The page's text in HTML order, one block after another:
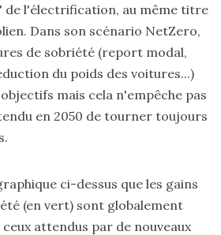
de l'électrification, au même titre
Dans son scénario NetZero,
de sobriété (report modal,
du poids des voitures...)
mais cela n'empêche pas
en 2050 de tourner toujours
ci-dessus que les gains
(en vert) sont globalement
attendus par de nouveaux